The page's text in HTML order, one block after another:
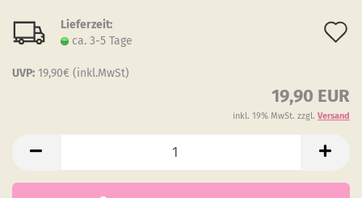
Lieferzeit:
ca. 3-5 Tage
UVP: 19,90€ (inkl.MwSt)
19,90 EUR
inkl. 19% MwSt. zzgl. Versand